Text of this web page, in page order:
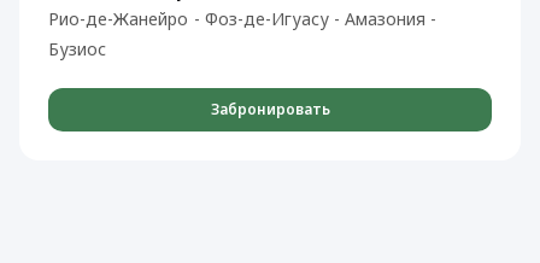
Рио-де-Жанейро - Фоз-де-Игуасу - Амазония -
Бузиос
Забронировать